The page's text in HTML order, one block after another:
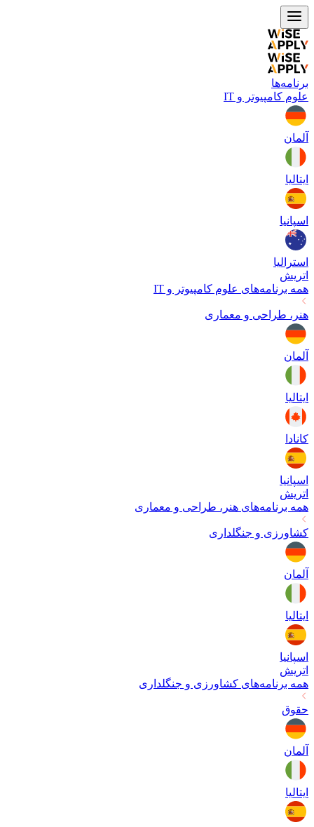
برنامه‌ها
علوم کامپیوتر و IT
آلمان
ایتالیا
اسپانیا
استرالیا
اتریش
همه برنامه‌های علوم کامپیوتر و IT
هنر، طراحی و معماری
آلمان
ایتالیا
کانادا
اسپانیا
اتریش
همه برنامه‌های هنر، طراحی و معماری
کشاورزی و جنگلداری
آلمان
ایتالیا
اسپانیا
اتریش
همه برنامه‌های کشاورزی و جنگلداری
حقوق
آلمان
ایتالیا